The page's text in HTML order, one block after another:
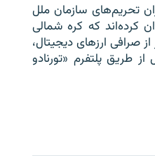
تحریم‌های سازمان ملل
کرده‌اند که کره شمالی
دلار از صرافی ارزهای دیجیتال،
طریق پلتفرم «تورنادو